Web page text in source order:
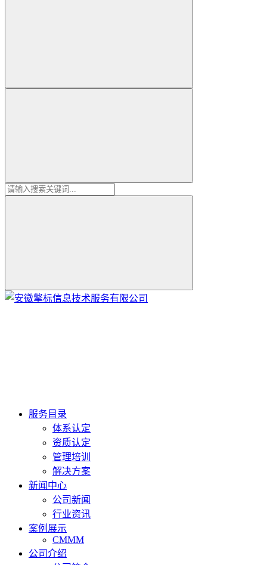
服务目录
体系认定
资质认定
管理培训
解决方案
新闻中心
公司新闻
行业资讯
案例展示
CMMM
公司介绍